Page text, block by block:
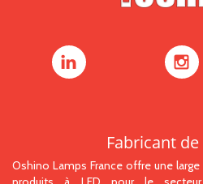
Oshino
Fabricant
Oshino Lamps France offre une